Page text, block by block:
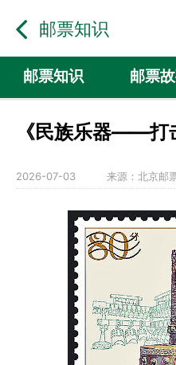
邮票知识
邮票知识 邮票
《民族乐器——打
2026-07-03 来源：北京邮